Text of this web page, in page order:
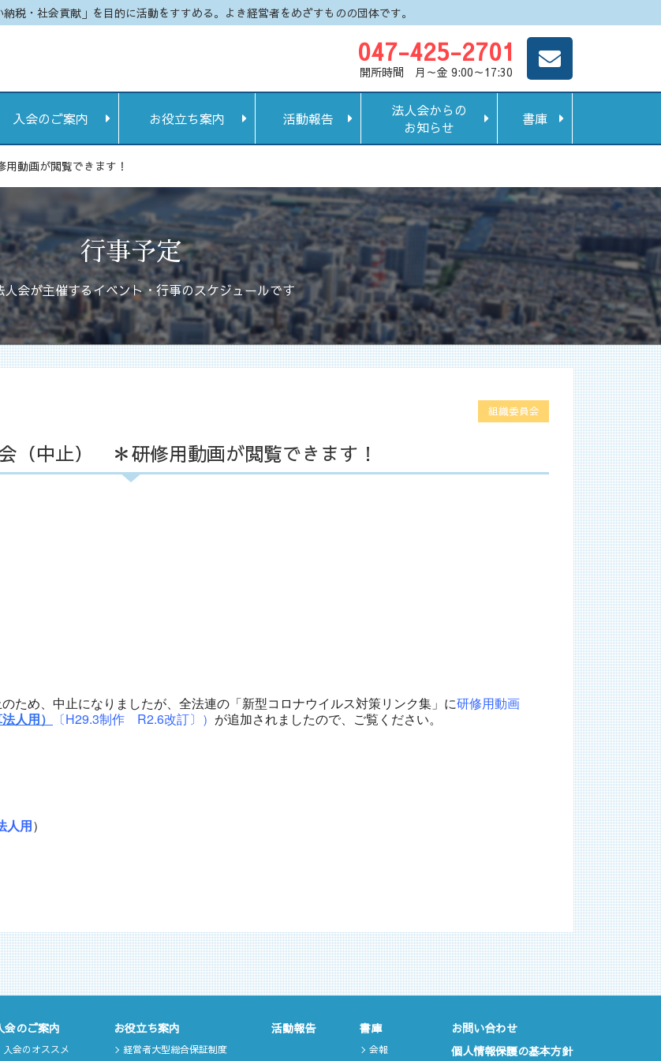
税・社会貢献」を目的に活動をすすめる。よき経営者をめざすものの団体です。
047-425-2701
開所時間 月～金 9:00～17:30
入会のご案内 お役立ち案内 活動報告
法人会からの
お知らせ
書庫
動画が閲覧できます！
行事予定
人会が主催するイベント・行事のスケジュールです
組織委員会
（中止） ＊研修用動画が閲覧できます！
ため、中止になりましたが、全法連の「新型コロナウイルス対策リンク集」に研修用動画
人用） 〔H29.3制作 R2.6改訂〕） が追加されましたので、ご覧ください。
人用）
会のご案内
入会のオススメ
お役立ち案内
経営者大型総合保証制度
活動報告 書庫
会報
お問い合わせ
個人情報保護の基本方針